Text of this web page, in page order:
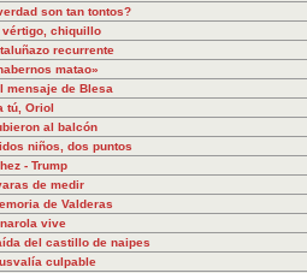
son tan tontos?
vértigo, chiquillo
recurrente
matao»
mensaje de Blesa
tú, Oriol
al balcón
niños, dos puntos
- Trump
de medir
de Valderas
vive
del castillo de naipes
culpable